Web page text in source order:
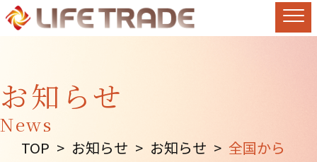
お知らせ
News
TOP > お知らせ > お知らせ > 全国から